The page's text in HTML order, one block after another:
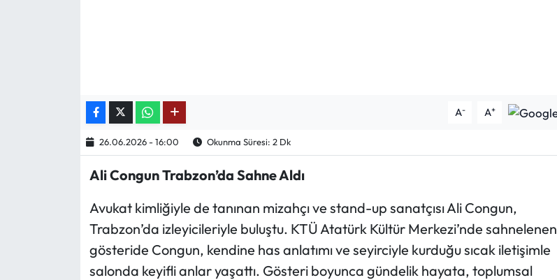
A- A+
26.06.2026 - 16:00 Okunma Süresi: 2 Dk
Ali Congun Trabzon’da Sahne Aldı
Avukat kimliğiyle de tanınan mizahçı ve stand-up sanatçısı Ali Congun,
Trabzon’da izleyicileriyle buluştu. KTÜ Atatürk Kültür Merkezi’nde sahnelenen
gösteride Congun, kendine has anlatımı ve seyirciyle kurduğu sıcak iletişimle
salonda keyifli anlar yaşattı. Gösteri boyunca gündelik hayata, toplumsal
ASTROLOJİ
Spor Yazıları
Mektup Galeri